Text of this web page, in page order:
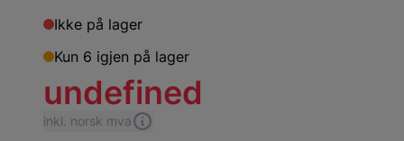
Ikke på lager
Kun 6 igjen på lager
undefined
inkl. norsk mva